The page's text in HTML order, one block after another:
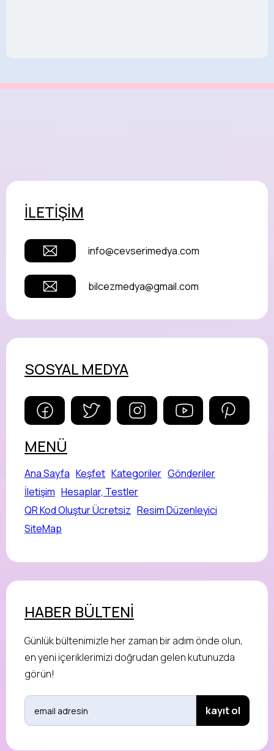
İLETİŞİM
info@cevserimedya.com
bilcezmedya@gmail.com
SOSYAL MEDYA
MENÜ
Ana Sayfa Keşfet Kategoriler Gönderiler
İletişim Hesaplar, Testler
QR Kod Oluştur Ücretsiz Resim Düzenleyici
SiteMap
HABER BÜLTENİ
Günlük bültenimizle her zaman bir adım önde olun,
en yeni içeriklerimizi doğrudan gelen kutunuzda
görün!